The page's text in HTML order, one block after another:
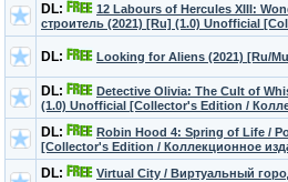
DL:
12 Labours of Hercules XIII:
строитель (2021) [Ru] (1.0) Unofficial
DL: Looking for Aliens (2021) [Ru/
DL:
Detective Olivia: The Cult of
(1.0) Unofficial [Collector's Edition /
DL:
Robin Hood 4: Spring of Life /
[Collector's Edition / Коллекционное
DL:
Virtual City / Виртуальный